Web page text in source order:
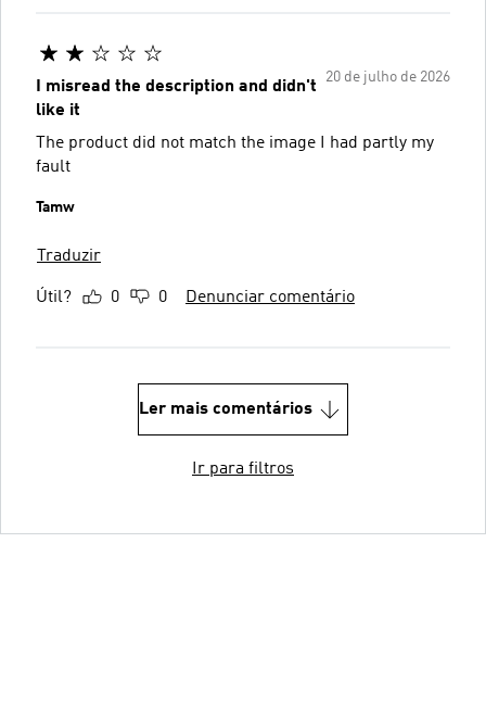
20 de julho de 2026
I misread the description and didn't
like it
The product did not match the image I had partly my
fault
Tamw
Traduzir
Útil? 0 0 Denunciar comentário
Ler mais comentários
Ir para filtros